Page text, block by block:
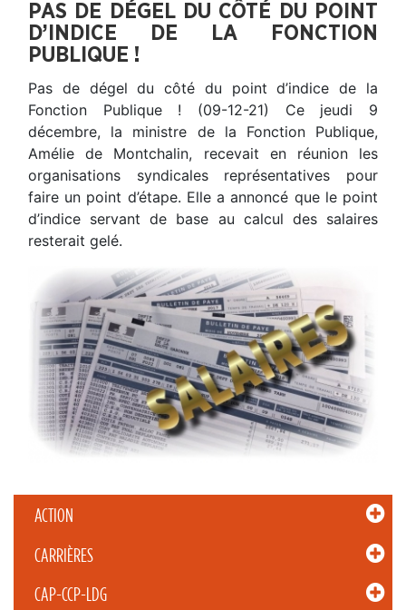
ACTION
CARRIÈRES
CAP-CCP-LDG
PAS DE DÉGEL DU CÔTÉ DU POINT
D’INDICE DE LA FONCTION
PUBLIQUE !
Pas de dégel du côté du point d’indice de la
Fonction Publique ! (09-12-21) Ce jeudi 9
décembre, la ministre de la Fonction Publique,
Amélie de Montchalin, recevait en réunion les
organisations syndicales représentatives pour
faire un point d’étape. Elle a annoncé que le point
d’indice servant de base au calcul des salaires
resterait gelé.